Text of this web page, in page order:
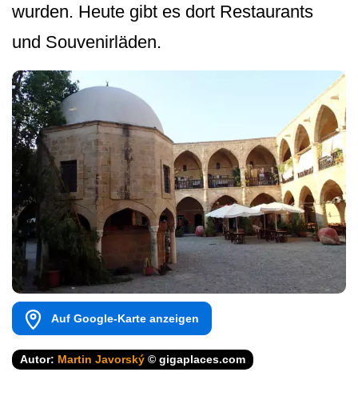
wurden. Heute gibt es dort Restaurants
und Souvenirläden.
Auf Google-Karte anzeigen
Autor: Martin Javorský © gigaplaces.com